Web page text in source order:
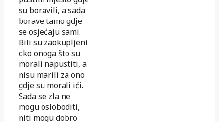
su boravili, a sada
borave tamo gdje
se osjećaju sami.
Bili su zaokupljeni
oko onoga što su
morali napustiti, a
nisu marili za ono
gdje su morali ići.
Sada se zla ne
mogu osloboditi,
niti mogu dobro